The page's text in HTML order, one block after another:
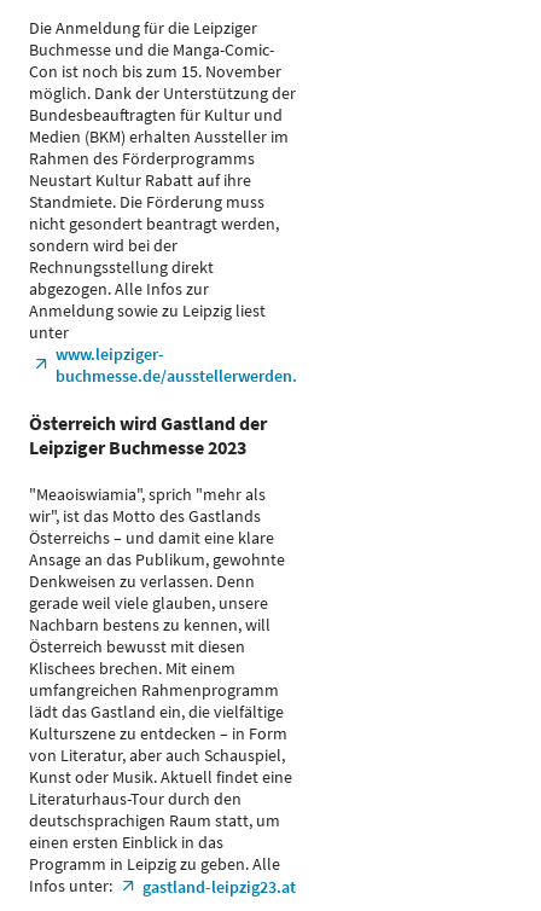
Die Anmeldung für die Leipziger
Buchmesse und die Manga-Comic-
Con ist noch bis zum 15. November
möglich. Dank der Unterstützung der
Bundesbeauftragten für Kultur und
Medien (BKM) erhalten Aussteller im
Rahmen des Förderprogramms
Neustart Kultur Rabatt auf ihre
Standmiete. Die Förderung muss
nicht gesondert beantragt werden,
sondern wird bei der
Rechnungsstellung direkt
abgezogen. Alle Infos zur
Anmeldung sowie zu Leipzig liest
unter
www.leipziger-
buchmesse.de/ausstellerwerden.
Österreich wird Gastland der
Leipziger Buchmesse 2023
"Meaoiswiamia", sprich "mehr als
wir", ist das Motto des Gastlands
Österreichs – und damit eine klare
Ansage an das Publikum, gewohnte
Denkweisen zu verlassen. Denn
gerade weil viele glauben, unsere
Nachbarn bestens zu kennen, will
Österreich bewusst mit diesen
Klischees brechen. Mit einem
umfangreichen Rahmenprogramm
lädt das Gastland ein, die vielfältige
Kulturszene zu entdecken – in Form
von Literatur, aber auch Schauspiel,
Kunst oder Musik. Aktuell findet eine
Literaturhaus-Tour durch den
deutschsprachigen Raum statt, um
einen ersten Einblick in das
Programm in Leipzig zu geben. Alle
Infos unter:
gastland-leipzig23.at